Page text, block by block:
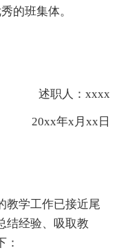
的班集体。
述职人：xxxx
20xx年x月xx日
教学工作已接近尾
结经验、吸取教
：